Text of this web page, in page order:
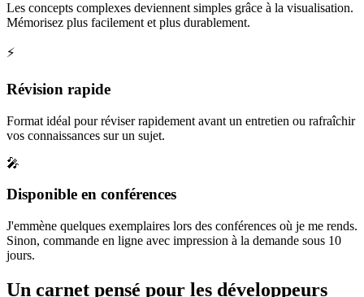
Les concepts complexes deviennent simples grâce à la visualisation.
Mémorisez plus facilement et plus durablement.
⚡
Révision rapide
Format idéal pour réviser rapidement avant un entretien ou rafraîchir
vos connaissances sur un sujet.
🎤
Disponible en conférences
J'emmène quelques exemplaires lors des conférences où je me rends.
Sinon, commande en ligne avec impression à la demande sous 10
jours.
Un carnet pensé pour les développeurs